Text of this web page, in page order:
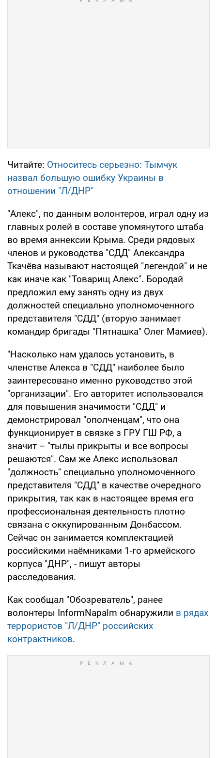
Читайте: Относитесь серьезно: Тымчук
назвал большую ошибку Украины в
отношении "Л/ДНР"
"Алекс", по данным волонтеров, играл одну из
главных ролей в составе упомянутого штаба
во время аннексии Крыма. Среди рядовых
членов и руководства "СДД" Александра
Ткачёва называют настоящей "легендой" и не
как иначе как "Товарищ Алекс". Бородай
предложил ему занять одну из двух
должностей специально уполномоченного
представителя "СДД" (вторую занимает
командир бригады "Пятнашка" Олег Мамиев).
"Насколько нам удалось установить, в
членстве Алекса в "СДД" наиболее было
заинтересовано именно руководство этой
"организации". Его авторитет использовался
для повышения значимости "СДД" и
демонстрировал "ополченцам", что она
функционирует в связке з ГРУ ГШ РФ, а
значит – "тылы прикрыты и все вопросы
решаются". Сам же Алекс использовал
"должность" специально уполномоченного
представителя "СДД" в качестве очередного
прикрытия, так как в настоящее время его
профессиональная деятельность плотно
связана с оккупированным Донбассом.
Сейчас он занимается комплектацией
российскими наёмниками 1-го армейского
корпуса "ДНР", - пишут авторы
расследования.
Как сообщал "Обозреватель", ранее
волонтеры InformNapalm обнаружили в рядах
террористов "Л/ДНР" российских
контрактников.